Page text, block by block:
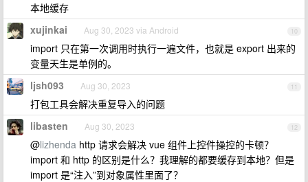
本地缓存
10
xujinkai Aug 30, 2023 via Android
import 只在第一次调用时执行一遍文件，也就是 export 出来的
变量天生是单例的。
11
ljsh093 Aug 30, 2023
打包工具会解决重复导入的问题
12
libasten Aug 30, 2023
@lizhenda http 请求会解决 vue 组件上控件操控的卡顿？
import 和 http 的区别是什么？我理解的都要缓存到本地？但是
import 是“注入”到对象属性里面了？